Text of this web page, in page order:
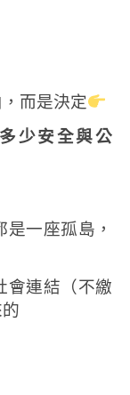
而是決定
少安全與公
一座孤島，
會連結（不繳